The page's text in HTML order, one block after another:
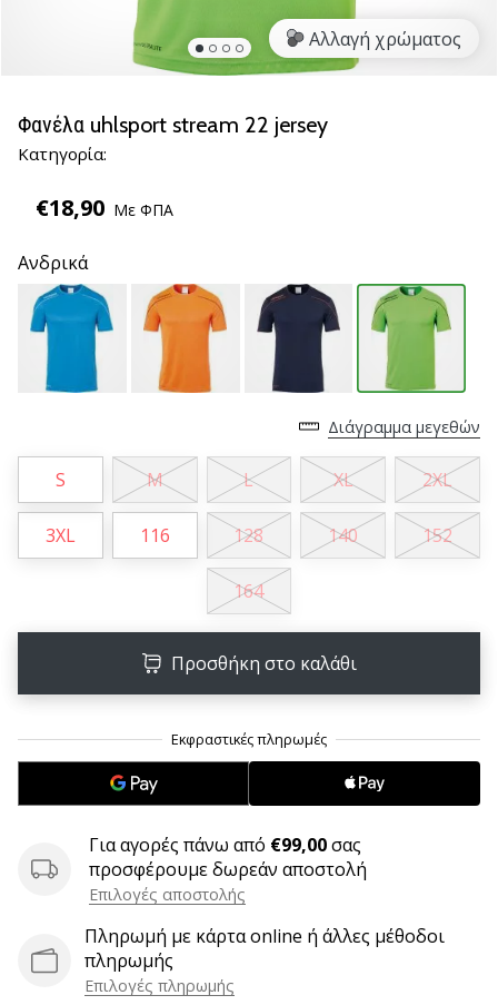
Accelerate
SQD
Ανακάλυψε
τεχνικές
αναβαθμίσεις
και
μάθε
αξίζει…
25. 11. 2024
6 λεπτά ανάγνωσης
Γίνετε
μάρκας
λάτρης
του
όπως
Γίνε
πρεσβευτής/
πρέσβειρα
μάρκας
Αλλαγή χρώματος
Φανέλα uhlsport stream 22 jersey
Κατηγορία:
€18,90 Με ΦΠΑ
Ανδρικά
Διάγραμμα μεγεθών
S M L XL 2XL
3XL 116 128 140 152
164
Προσθήκη στο καλάθι
Για αγορές πάνω από €99,00σας
προσφέρουμε δωρεάν αποστολή
Επιλογές αποστολής
Πληρωμή με κάρτα online ή άλλες μέθοδοι
πληρωμής
Επιλογές πληρωμής